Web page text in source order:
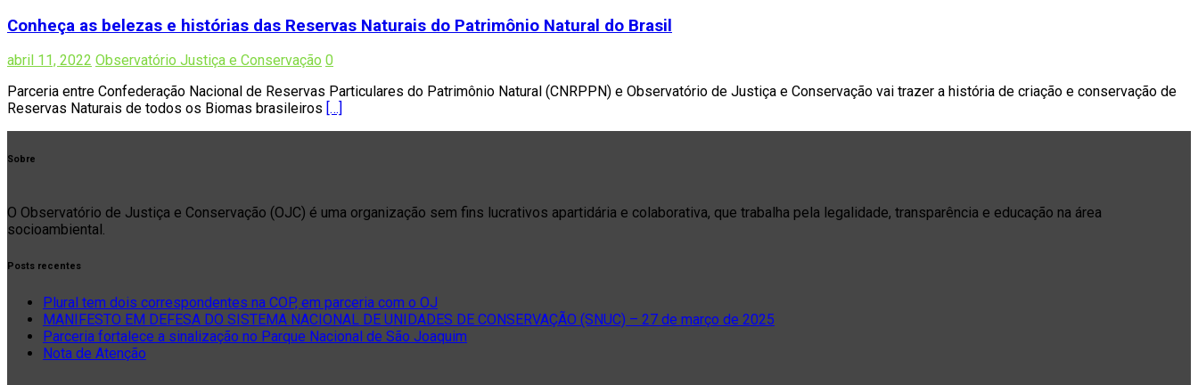
Conheça as belezas e histórias das Reservas Naturais do Patrimônio Natural do Brasil
abril 11, 2022 Observatório Justiça e Conservação 0
Parceria entre Confederação Nacional de Reservas Particulares do Patrimônio Natural (CNRPPN) e Observatório de Justiça e Conservação vai trazer a história de criação e conservação de
Reservas Naturais de todos os Biomas brasileiros […]
Sobre
O Observatório de Justiça e Conservação (OJC) é uma organização sem fins lucrativos apartidária e colaborativa, que trabalha pela legalidade, transparência e educação na área
socioambiental.
Posts recentes
Plural tem dois correspondentes na COP, em parceria com o OJ
MANIFESTO EM DEFESA DO SISTEMA NACIONAL DE UNIDADES DE CONSERVAÇÃO (SNUC) – 27 de março de 2025
Parceria fortalece a sinalização no Parque Nacional de São Joaquim
Nota de Atenção